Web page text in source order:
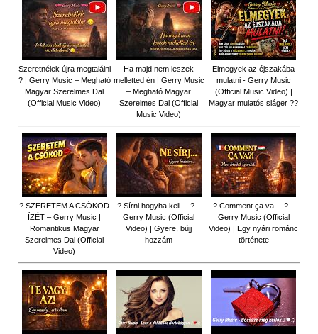
Szeretnélek újra megtalálni
? | Gerry Music – Megható
Magyar Szerelmes Dal
(Official Music Video)
Ha majd nem leszek
melletted én | Gerry Music
– Megható Magyar
Szerelmes Dal (Official
Music Video)
Elmegyek az éjszakába
mulatni - Gerry Music
(Official Music Video) |
Magyar mulatós sláger ??
? SZERETEM A CSÓKOD
ÍZÉT – Gerry Music |
Romantikus Magyar
Szerelmes Dal (Official
Video)
? Sírni hogyha kell… ? –
Gerry Music (Official
Video) | Gyere, bújj
hozzám
? Comment ça va… ? –
Gerry Music (Official
Video) | Egy nyári románc
története